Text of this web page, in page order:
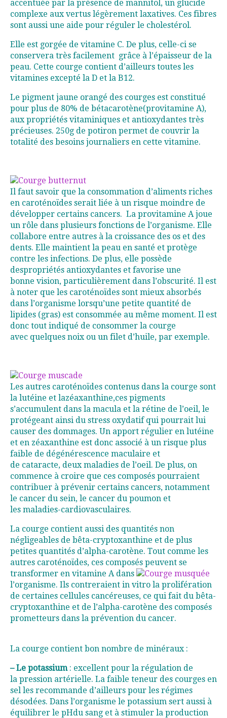
accentuée par la présence de mannitol, un glucide
complexe aux vertus légèrement laxatives. Ces fibres
sont aussi une aide pour réguler le cholestérol.
Elle est gorgée de vitamine C. De plus, celle-ci se
conservera très facilement grâce à l’épaisseur de la
peau. Cette courge contient d’ailleurs toutes les
vitamines excepté la D et la B12.
Le pigment jaune orangé des courges est constitué
pour plus de 80% de bétacarotène(provitamine A),
aux propriétés vitaminiques et antioxydantes très
précieuses. 250g de potiron permet de couvrir la
totalité des besoins journaliers en cette vitamine.
Il faut savoir que la consommation d’aliments riches
en caroténoïdes serait liée à un risque moindre de
développer certains cancers. La provitamine A joue
un rôle dans plusieurs fonctions de l’organisme. Elle
collabore entre autres à la croissance des os et des
dents. Elle maintient la peau en santé et protège
contre les infections. De plus, elle possède
despropriétés antioxydantes et favorise une
bonne vision, particulièrement dans l’obscurité. Il est
à noter que les caroténoïdes sont mieux absorbés
dans l’organisme lorsqu’une petite quantité de
lipides (gras) est consommée au même moment. Il est
donc tout indiqué de consommer la courge
avec quelques noix ou un filet d’huile, par exemple.
Les autres caroténoïdes contenus dans la courge sont
la lutéine et lazéaxanthine,ces pigments
s’accumulent dans la macula et la rétine de l’oeil, le
protégeant ainsi du stress oxydatif qui pourrait lui
causer des dommages. Un apport régulier en lutéine
et en zéaxanthine est donc associé à un risque plus
faible de dégénérescence maculaire et
de cataracte, deux maladies de l’oeil. De plus, on
commence à croire que ces composés pourraient
contribuer à prévenir certains cancers, notamment
le cancer du sein, le cancer du poumon et
les maladies-cardiovasculaires.
La courge contient aussi des quantités non
négligeables de bêta-cryptoxanthine et de plus
petites quantités d’alpha-carotène. Tout comme les
autres caroténoïdes, ces composés peuvent se
transformer en vitamine A dans
l’organisme. Ils contreraient in vitro la prolifération
de certaines cellules cancéreuses, ce qui fait du bêta-
cryptoxanthine et de l’alpha-carotène des composés
prometteurs dans la prévention du cancer.
La courge contient bon nombre de minéraux :
– Le potassium: excellent pour la régulation de
la pression artérielle. La faible teneur des courges en
sel les recommande d’ailleurs pour les régimes
désodées. Dans l’organisme le potassium sert aussi à
équilibrer le pHdu sang et à stimuler la production